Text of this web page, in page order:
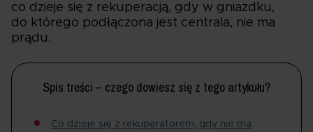
co dzieje się z rekuperacją, gdy w gniazdku,
do którego podłączona jest centrala, nie ma
prądu.
Spis treści – czego dowiesz się z tego artykułu?
Co dzieje się z rekuperatorem, gdy nie ma